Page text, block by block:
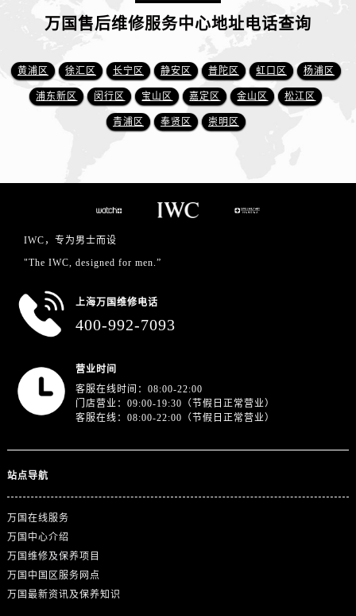
万国售后维修服务中心地址电话查询
黄浦区 徐汇区 长宁区 静安区 普陀区 虹口区 杨浦区
浦东新区 闵行区 宝山区 嘉定区 金山区 松江区
青浦区 奉贤区 崇明区
IWC，专为男士而设
"The IWC, designed for men.”
上海万国维修电话
400-992-7093
营业时间
客服在线时间：08:00-22:00
门店营业：09:00-19:30（节假日正常营业）
客服在线：08:00-22:00（节假日正常营业）
站点导航
万国在线服务
万国中心介绍
万国维修及保养项目
万国中国区服务网点
万国最新资讯及保养知识